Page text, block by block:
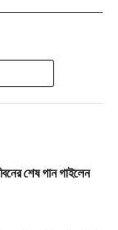
শেষ গান গাইলেন